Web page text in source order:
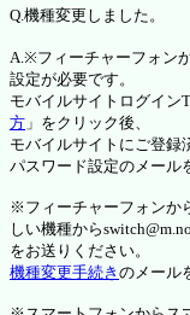
Q.機種変更しました。
A.※フィーチャーフォン
設定が必要です。
モバイルサイトログイン
方 」をクリック後、
モバイルサイトにご登録
パスワード設定のメール
※フィーチャーフォンか
しい機種から
をお送りください。
機種変更手続き のメール